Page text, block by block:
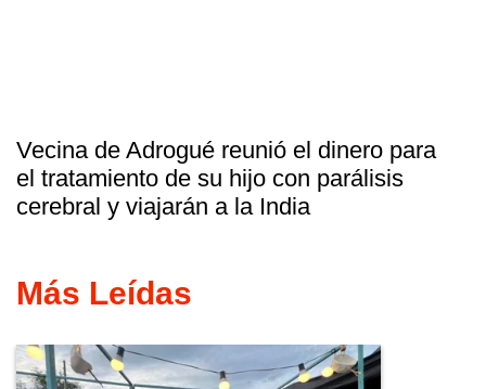
Vecina de Adrogué reunió el dinero para
el tratamiento de su hijo con parálisis
cerebral y viajarán a la India
Más Leídas